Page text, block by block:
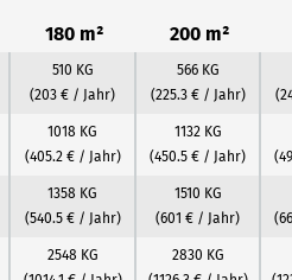
180 m² 200 m²
510 KG
(203 € / Jahr)
566 KG
(225.3 € / Jahr)
1018 KG
(405.2 € / Jahr)
1132 KG
(450.5 € / Jahr)
1358 KG
(540.5 € / Jahr)
1510 KG
(601 € / Jahr)
2548 KG
2830 KG